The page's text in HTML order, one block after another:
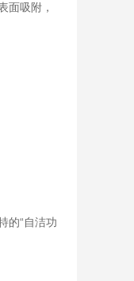
面吸附，
的“自洁功